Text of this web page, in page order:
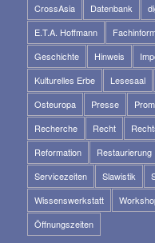
CrossAsia
Datenbank
E.T.A. Hoffmann
Geschichte
Hinweis
Kulturelles Erbe
Lesesaal
Osteuropa
Presse
Recherche
Recht
Reformation
Restaurierung
Servicezeiten
Slawistik
Wissenswerkstatt
Öffnungszeiten